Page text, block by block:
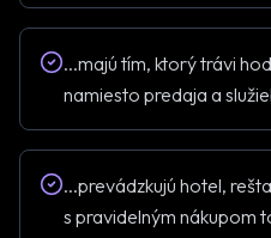
...majú tím, ktorý trávi
namiesto predaja a
...prevádzkujú hotel,
s pravidelným nákupom